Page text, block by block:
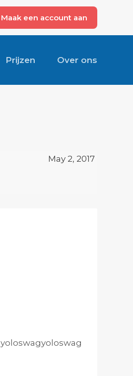
Maak een account aan
Prijzen Over ons
May 2, 2017
yoloswagyoloswag